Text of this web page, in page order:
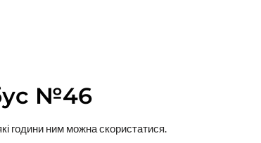
№46
години ним можна скористатися.